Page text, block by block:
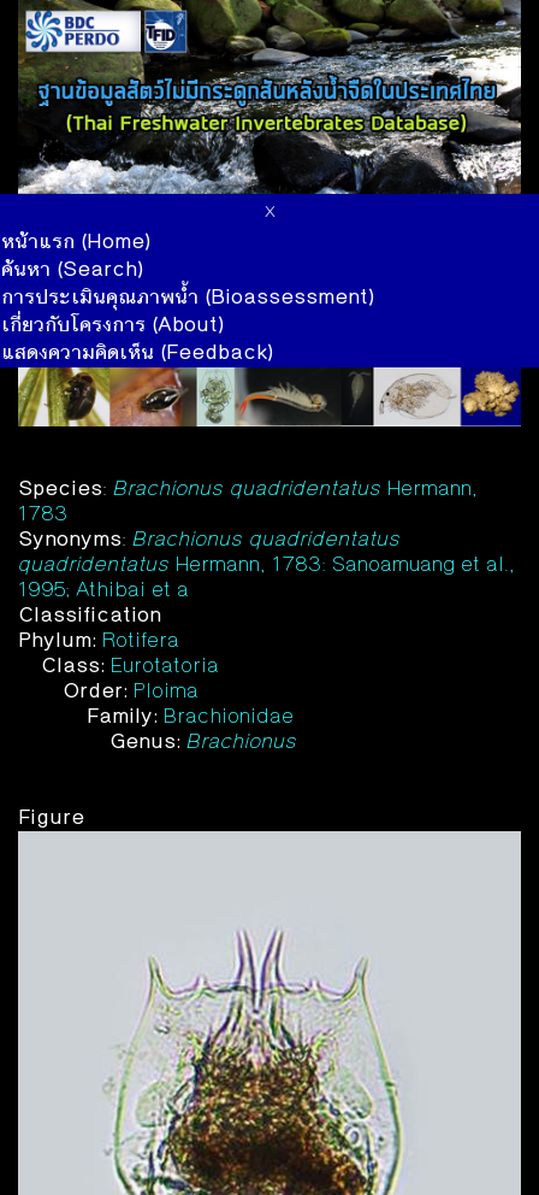
x
หน้าแรก (Home)
ค้นหา (Search)
การประเมินคุณภาพน้ำ (Bioassessment)
เกี่ยวกับโครงการ (About)
แสดงความคิดเห็น (Feedback)
Species: Brachionus quadridentatus Hermann,
1783
Synonyms: Brachionus quadridentatus
quadridentatus Hermann, 1783: Sanoamuang et al.,
1995; Athibai et a
Classification
Phylum: Rotifera
Class: Eurotatoria
Order: Ploima
Family: Brachionidae
Genus: Brachionus
Figure